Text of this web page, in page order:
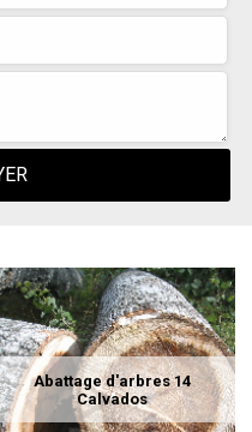
Abattage d'arbres 14
Calvados